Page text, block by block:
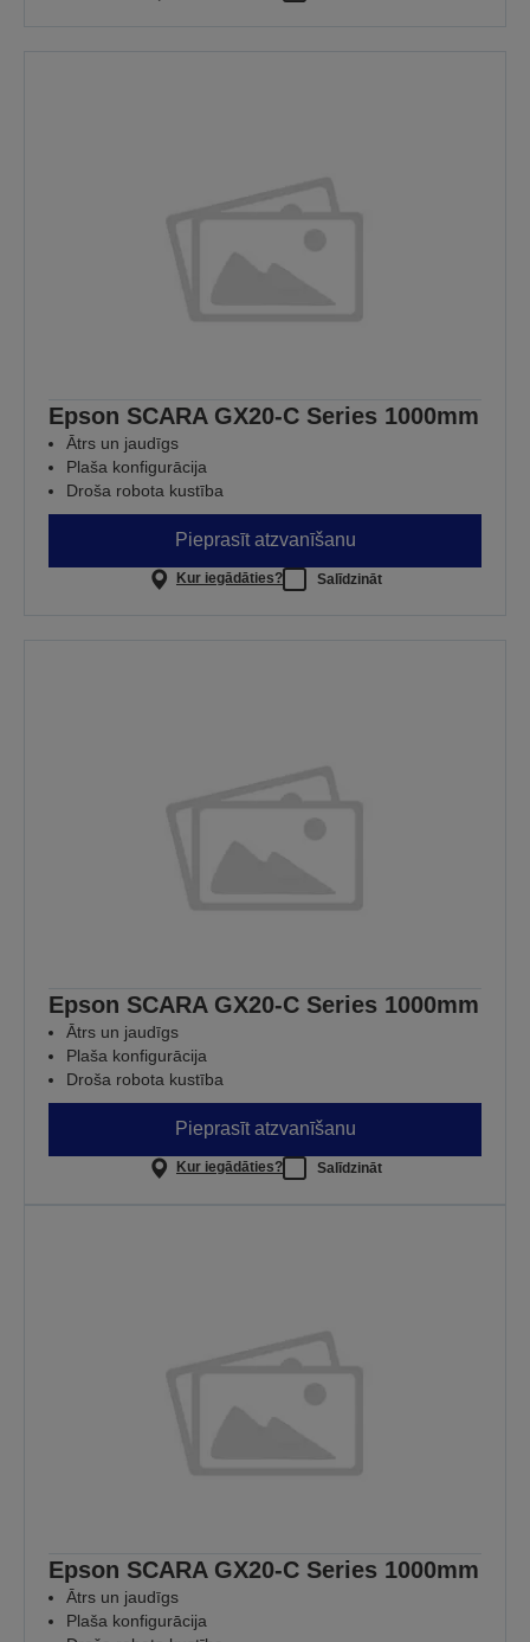
Epson SCARA GX20-C Series 1000mm
Ātrs un jaudīgs
Plaša konfigurācija
Droša robota kustība
Pieprasīt atzvanīšanu
Kur iegādāties? Salīdzināt
Epson SCARA GX20-C Series 1000mm
Ātrs un jaudīgs
Plaša konfigurācija
Droša robota kustība
Pieprasīt atzvanīšanu
Kur iegādāties? Salīdzināt
Epson SCARA GX20-C Series 1000mm
Ātrs un jaudīgs
Plaša konfigurācija